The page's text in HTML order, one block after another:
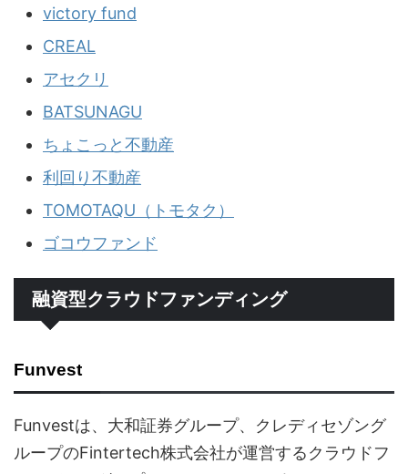
victory fund
CREAL
アセクリ
BATSUNAGU
ちょこっと不動産
利回り不動産
TOMOTAQU（トモタク）
ゴコウファンド
融資型クラウドファンディング
Funvest
Funvestは、大和証券グループ、クレディセゾング
ループのFintertech株式会社が運営するクラウドフ